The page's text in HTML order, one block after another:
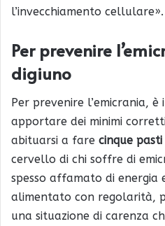
l’invecchiamento cellulare».
Per prevenire
digiuno
Per prevenire l’emicrania, è
apportare dei minimi
abituarsi a fare cinque
cervello di chi soffre di
spesso affamato di energia
alimentato con regolarità,
una situazione di carenza